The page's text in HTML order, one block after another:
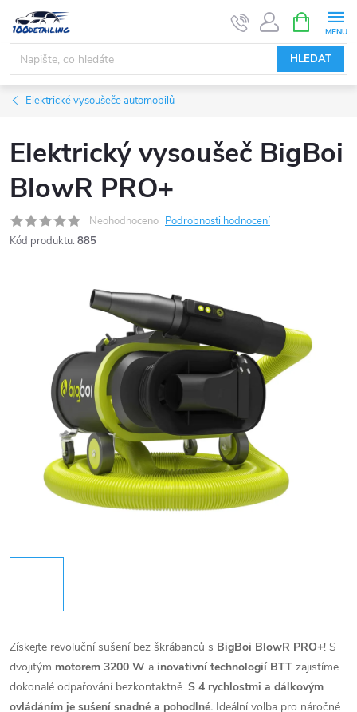
obsah
HLEDAT
NÁKUPNÍ
KOŠÍK
Elektrické vysoušeče automobilů
Elektrický vysoušeč BigBoi
BlowR PRO+
Neohodnoceno Podrobnosti hodnocení
Kód produktu: 885
Získejte revoluční sušení bez škrábanců s BigBoi BlowR PRO+! S
dvojitým motorem 3200 W a inovativní technologií BTT zajistíme
dokonalé odpařování bezkontaktně. S 4 rychlostmi a dálkovým
ovládáním je sušení snadné a pohodlné. Ideální volba pro náročné